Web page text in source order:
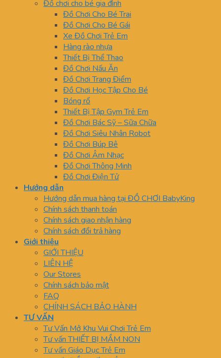
Đồ chơi cho bé gia đình
Đồ Chơi Cho Bé Trai
Đồ Chơi Cho Bé Gái
Xe Đồ Chơi Trẻ Em
Hàng rào nhựa
Thiết Bị Thể Thao
Đồ Chơi Nấu Ăn
Đồ Chơi Trang Điểm
Đồ Chơi Học Tập Cho Bé
Bóng rổ
Thiết Bị Tập Gym Trẻ Em
Đồ Chơi Bác Sỹ – Sữa Chữa
Đồ Chơi Siêu Nhân Robot
Đồ Chơi Búp Bê
Đồ Chơi Âm Nhạc
Đồ Chơi Thông Minh
Đồ Chơi Điện Tử
Hướng dẫn
Hướng dẫn mua hàng tại ĐỒ CHƠI BabyKing
Chính sách thanh toán
Chính sách giao nhận hàng
Chính sách đổi trả hàng
Giới thiệu
GIỚI THIỆU
LIÊN HỆ
Our Stores
Chính sách bảo mật
FAQ
CHÍNH SÁCH BẢO HÀNH
TƯ VẤN
Tư Vấn Mở Khu Vui Chơi Trẻ Em
Tư vấn THIẾT BỊ MẦM NON
Tư vấn Giáo Dục Trẻ Em